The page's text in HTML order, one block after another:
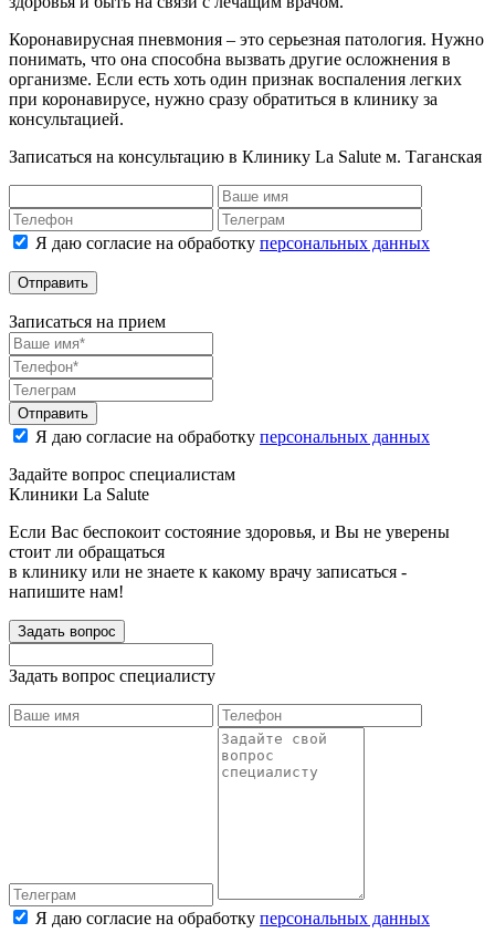
Коронавирусная пневмония – это серьезная патология. Нужно
понимать, что она способна вызвать другие осложнения в
организме. Если есть хоть один признак воспаления легких
при коронавирусе, нужно сразу обратиться в клинику за
консультацией.
Записаться на консультацию в Клинику La Salute м. Таганская
Я даю согласие на обработку персональных данных
Отправить
Записаться на прием
Отправить
Я даю согласие на обработку персональных данных
Задайте вопрос специалистам
Клиники La Salute
Если Вас беспокоит состояние здоровья, и Вы не уверены
стоит ли обращаться
в клинику или не знаете к какому врачу записаться -
напишите нам!
Задать вопрос
Задать вопрос специалисту
Я даю согласие на обработку персональных данных